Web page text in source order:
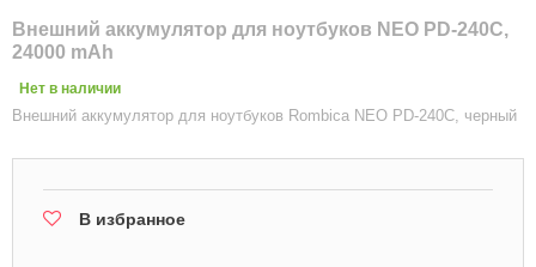
Внешний аккумулятор для ноутбуков NEO PD-240C,
24000 mAh
Нет в наличии
Внешний аккумулятор для ноутбуков Rombica NEO PD-240C, черный
В избранное